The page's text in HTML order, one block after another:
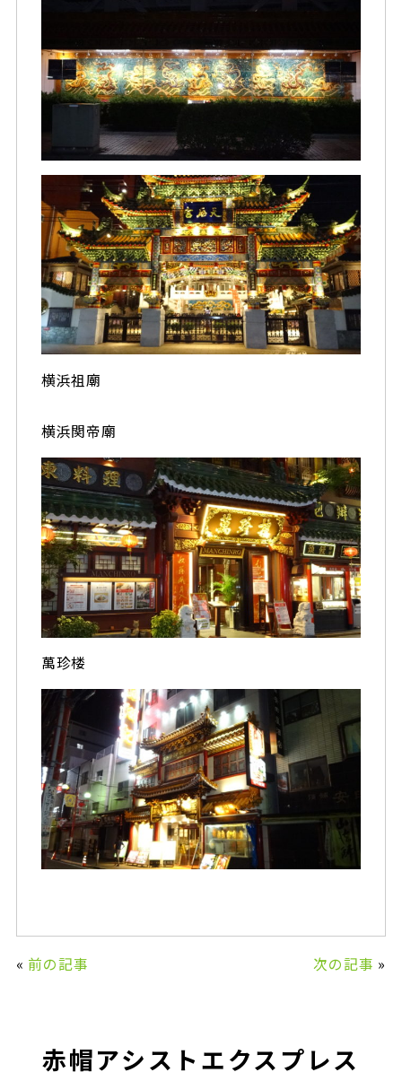
横浜祖廟
横浜関帝廟
萬珍楼
« 前の記事 次の記事 »
赤帽アシストエクスプレス